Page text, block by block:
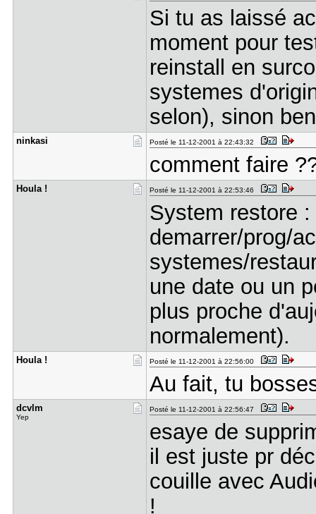
Si tu as laissé
moment pour
reinstall en
systemes
selon), sinon
ninkasi Posté le 11-12-2001 à 22:43:32
comment faire
Houla ! Posté le 11-12-2001 à 22:53:46
System restore
demarrer/prog/
systemes/
une date ou un
plus proche
normalement).
Houla ! Posté le 11-12-2001 à 22:56:00
Au fait, tu
dcvlm
Yep
Posté le 11-12-2001 à 22:56:47
esaye de
il est juste pr
couille avec
!